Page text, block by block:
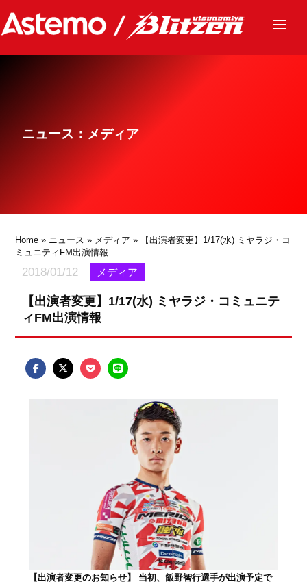
ニュース
グッズ
ニュース：メディア
Home » ニュース » メディア » 【出演者変更】1/17(水) ミヤラジ・コ
ミュニティFM出演情報
2018/01/12 メディア
【出演者変更】1/17(水) ミヤラジ・コミュニテ
ィFM出演情報
【出演者変更のお知らせ】 当初、飯野智行選手が出演予定で